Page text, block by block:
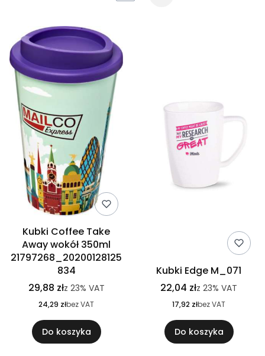
Kubki Coffee Take
Away wokół 350ml
21797268_20200128125
834
29,88 złz 23% VAT
24,29 złbez VAT
Do koszyka
Kubki Edge M_071
22,04 złz 23% VAT
17,92 złbez VAT
Do koszyka